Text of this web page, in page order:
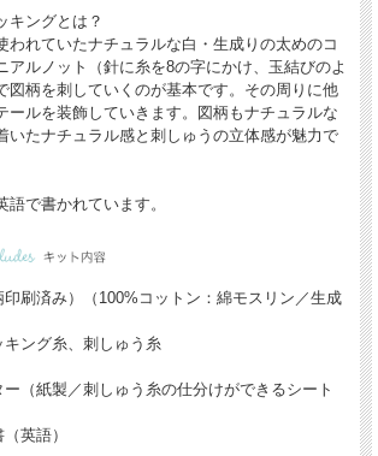
キングとは？
われていたナチュラルな白・生成りの太めのコ
アルノット（針に糸を8の字にかけ、玉結びのよ
図柄を刺していくのが基本です。その周りに他
ールを装飾していきます。図柄もナチュラルな
いたナチュラル感と刺しゅうの立体感が魅力で
で書かれています。
印刷済み）（100%コットン：綿モスリン／生成
キング糸、刺しゅう糸
（紙製／刺しゅう糸の仕分けができるシート
英語）